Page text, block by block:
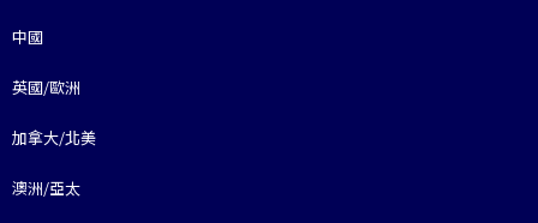
中國
英國/歐洲
加拿大/北美
澳洲/亞太